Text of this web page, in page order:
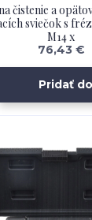
čistenie a
sviečok s
M14 x
76,43 €
Pridať